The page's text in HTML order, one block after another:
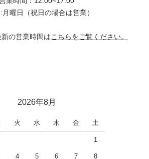
月曜日（祝日の場合は営業）
の営業時間はこちらをご覧ください。
2026年8月
火 水 木 金 土
1
4 5 6 7 8